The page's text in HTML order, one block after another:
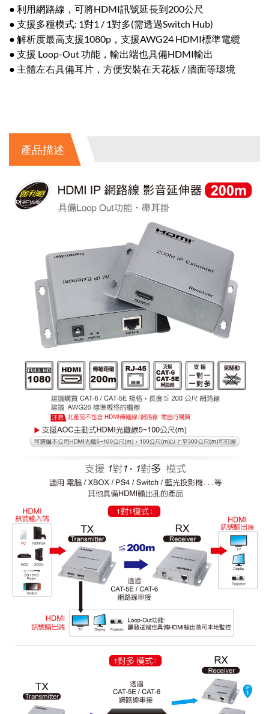
● 利用網路線，可將HDMI訊號延長到200公尺
● 支援多種模式: 1對1 / 1對多(需透過Switch Hub)
● 解析度最高支援1080p，支援AWG24 HDMI標準電纜
● 支援 Loop-Out 功能，輸出端也具備HDMI輸出
● 主體左右具備耳片，方便安裝在天花板 / 牆面等環境
產品描述